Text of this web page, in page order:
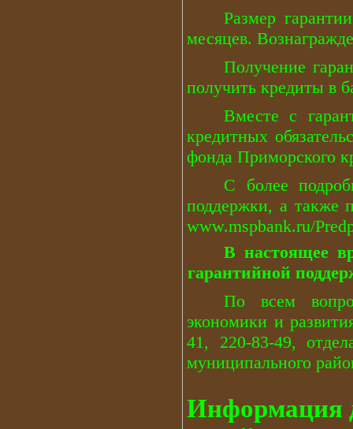
Размер
месяцев.
Получение
получить кредиты в
Вместе с
кредитных
фонда Приморского
С более
поддержки, а также
www.mspbank.ru/
В настоящее
гарантийной
По всем
экономики и
41, 220-83-49,
муниципального
Информация